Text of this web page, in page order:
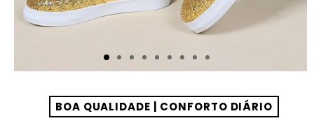
BOA QUALIDADE | CONFORTO DIÁRIO